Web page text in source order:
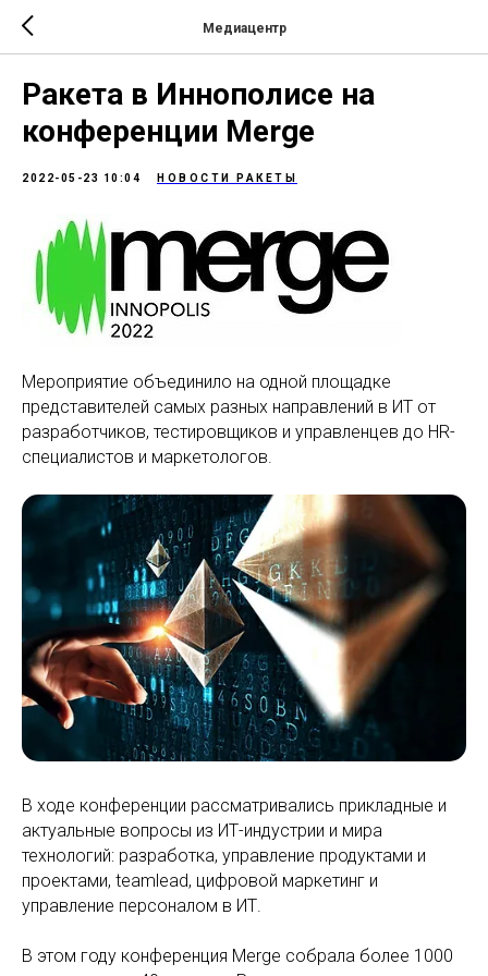
Медиацентр
Ракета в Иннополисе на
конференции Merge
2022-05-23 10:04 НОВОСТИ РАКЕТЫ
Мероприятие объединило на одной площадке
представителей самых разных направлений в ИТ от
разработчиков, тестировщиков и управленцев до HR-
специалистов и маркетологов.
В ходе конференции рассматривались прикладные и
актуальные вопросы из ИТ-индустрии и мира
технологий: разработка, управление продуктами и
проектами, teamlead, цифровой маркетинг и
управление персоналом в ИТ.
В этом году конференция Merge собрала более 1000